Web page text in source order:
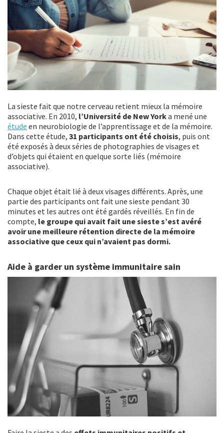
La sieste fait que notre cerveau retient mieux la mémoire
associative. En 2010, l’Université de New Yorka mené une
étude en neurobiologie de l’apprentissage et de la mémoire.
Dans cette étude, 31 participants ont été choisis, puis ont
été exposés à deux séries de photographies de visages et
d’objets qui étaient en quelque sorte liés (mémoire
associative).
Chaque objet était lié à deux visages différents. Après, une
partie des participants ont fait une sieste pendant 30
minutes et les autres ont été gardés réveillés. En fin de
compte, le groupe qui avait fait une sieste s’est avéré
avoir une meilleure rétention directe de la mémoire
associative que ceux qui n’avaient pas dormi.
Aide à garder un système immunitaire sain